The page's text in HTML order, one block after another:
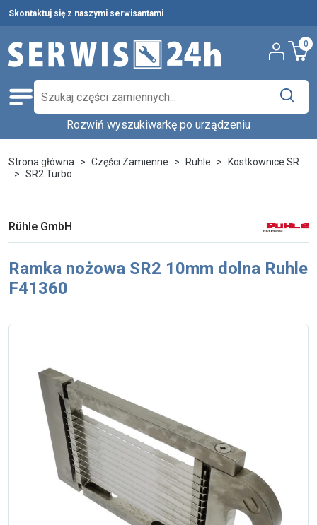
Skontaktuj się z naszymi serwisantami
0
Części zamienne
Pełna oferta
Ostatnie sztuki
Serwis urządzeń
Wynajem urządzeń
Ostrzenie narzędzi
Doradztwo
technologiczne
Producenci
Najpopularniejsi
Dowiedz się więcej
aby znaleźć części w katalogu.
Rozwiń wyszukiwarkę po urządzeniu
Strona główna Części Zamienne Ruhle
Kostkownice SR
SR2 Turbo
Rühle GmbH
Ramka nożowa SR2 10mm dolna Ruhle
F41360